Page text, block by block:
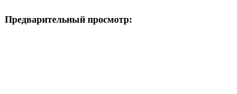
Предварительный просмотр: